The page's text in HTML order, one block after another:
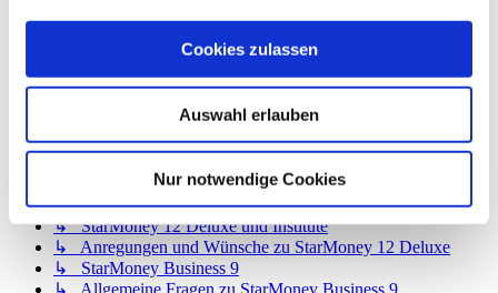
Cookies zulassen
Auswahl erlauben
Nur notwendige Cookies
↳ Installation von StarMoney 12 Basic
↳ Bedienung von StarMoney 12 Basic
↳ Anregungen und Wünsche zu StarMoney 12 Basic
↳ StarMoney 12 Deluxe
↳ Installation von StarMoney 12 Deluxe
↳ Bedienung von StarMoney 12 Deluxe
↳ StarMoney 12 Deluxe und Institute
↳ Anregungen und Wünsche zu StarMoney 12 Deluxe
↳ StarMoney Business 9